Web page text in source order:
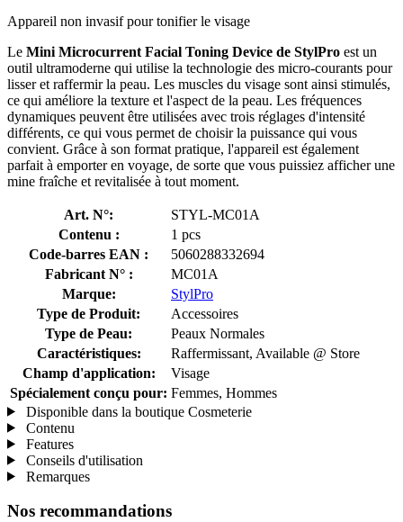
Appareil non invasif pour tonifier le visage
Le Mini Microcurrent Facial Toning Device de StylPro est un
outil ultramoderne qui utilise la technologie des micro-courants pour
lisser et raffermir la peau. Les muscles du visage sont ainsi stimulés,
ce qui améliore la texture et l'aspect de la peau. Les fréquences
dynamiques peuvent être utilisées avec trois réglages d'intensité
différents, ce qui vous permet de choisir la puissance qui vous
convient. Grâce à son format pratique, l'appareil est également
parfait à emporter en voyage, de sorte que vous puissiez afficher une
mine fraîche et revitalisée à tout moment.
Art. N°:
STYL-MC01A
Contenu :
1 pcs
Code-barres EAN :
5060288332694
Fabricant N° :
MC01A
Marque:
StylPro
Type de Produit:
Accessoires
Type de Peau:
Peaux Normales
Caractéristiques:
Raffermissant, Available @ Store
Champ d'application:
Visage
Spécialement conçu pour: Femmes, Hommes
Disponible dans la boutique Cosmeterie
Contenu
Features
Conseils d'utilisation
Remarques
Nos recommandations